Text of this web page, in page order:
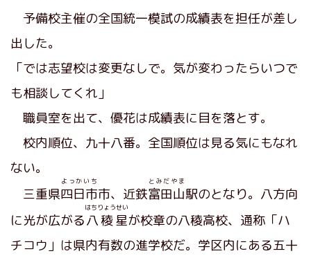
予備校主催の全国統一模試の成績表を担任が差し
出した。
「では志望校は変更なしで。気が変わったらいつで
も相談してくれ」
職員室を出て、優花は成績表に目を落とす。
校内順位、九十八番。全国順位は見る気にもなれ
ない。
三重県四日市
よっかいち
市、近鉄富田山
とみだやま
駅のとなり。八方向
に光が広がる八稜星
はちりょうせい
が校章の八稜高校、通称「ハ
チコウ」は県内有数の進学校だ。学区内にある五十